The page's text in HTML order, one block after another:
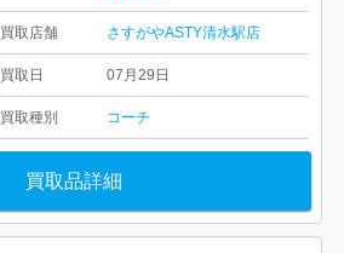
買取店舗 さすがやASTY清水駅店
買取日 07月29日
買取種別 コーチ
買取品詳細